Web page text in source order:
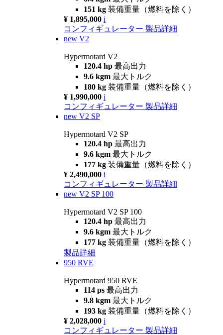
151 kg 装備重量（燃料を除く）
¥ 1,895,000 i
コンフィギュレーター 製品詳細
new V2
Hypermotard V2
120.4 hp 最高出力
9.6 kgm 最大トルク
180 kg 装備重量（燃料を除く）
¥ 1,990,000 i
コンフィギュレーター 製品詳細
new V2 SP
Hypermotard V2 SP
120.4 hp 最高出力
9.6 kgm 最大トルク
177 kg 装備重量（燃料を除く）
¥ 2,490,000 i
コンフィギュレーター 製品詳細
new V2 SP 100
Hypermotard V2 SP 100
120.4 hp 最高出力
9.6 kgm 最大トルク
177 kg 装備重量（燃料を除く）
製品詳細
950 RVE
Hypermotard 950 RVE
114 ps 最高出力
9.8 kgm 最大トルク
193 kg 装備重量（燃料を除く）
¥ 2,028,000 i
コンフィギュレーター 製品詳細